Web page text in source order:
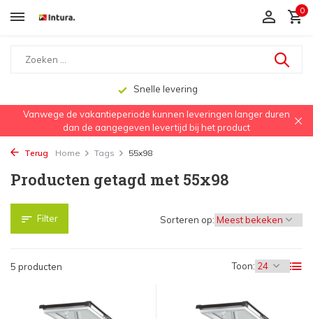
0
Snelle levering
Vanwege de vakantieperiode kunnen leveringen langer duren
dan de aangegeven levertijd bij het product
Terug Home Tags 55x98
Producten getagd met 55x98
Filter
5 producten Toon:
Sorteren op: